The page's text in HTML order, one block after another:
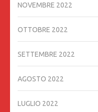
NOVEMBRE 2022
OTTOBRE 2022
SETTEMBRE 2022
AGOSTO 2022
LUGLIO 2022